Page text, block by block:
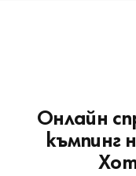
Онлайн
къмпинг